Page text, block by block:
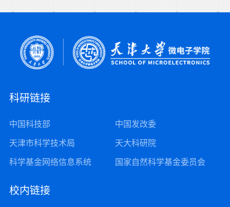
科研链接
中国科技部 中国发改委
天津市科学技术局 天大科研院
科学基金网络信息系统 国家自然科学基金委员会
校内链接